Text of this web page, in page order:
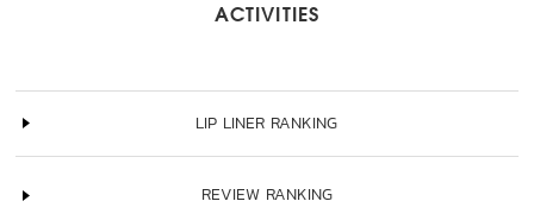
ACTIVITIES
LIP LINER RANKING
REVIEW RANKING